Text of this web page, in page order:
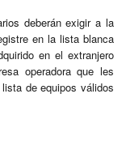
deberán exigir a la
en la lista blanca
en el extranjero
operadora que les
de equipos válidos